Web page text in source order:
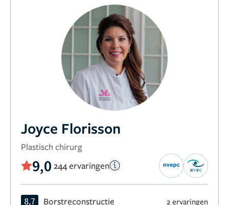
Joyce Florisson
Plastisch chirurg
9,0 244 ervaringen
8,7 Borstreconstructie 2 ervaringen